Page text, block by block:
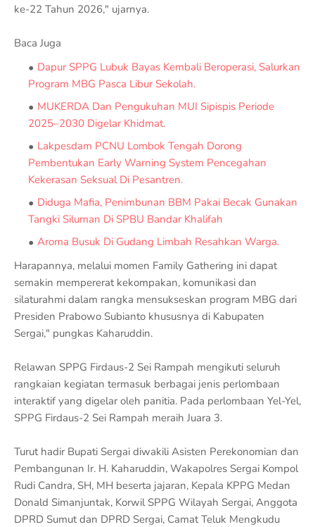
ke-22 Tahun 2026," ujarnya.
Baca Juga
Dapur SPPG Lubuk Bayas Kembali Beroperasi, Salurkan
Program MBG Pasca Libur Sekolah.
MUKERDA Dan Pengukuhan MUI Sipispis Periode
2025–2030 Digelar Khidmat.
Lakpesdam PCNU Lombok Tengah Dorong
Pembentukan Early Warning System Pencegahan
Kekerasan Seksual Di Pesantren.
Diduga Mafia, Penimbunan BBM Pakai Becak Gunakan
Tangki Siluman Di SPBU Bandar Khalifah
Aroma Busuk Di Gudang Limbah Resahkan Warga.
Harapannya, melalui momen Family Gathering ini dapat
semakin mempererat kekompakan, komunikasi dan
silaturahmi dalam rangka mensukseskan program MBG dari
Presiden Prabowo Subianto khususnya di Kabupaten
Sergai," pungkas Kaharuddin.
Relawan SPPG Firdaus-2 Sei Rampah mengikuti seluruh
rangkaian kegiatan termasuk berbagai jenis perlombaan
interaktif yang digelar oleh panitia. Pada perlombaan Yel-Yel,
SPPG Firdaus-2 Sei Rampah meraih Juara 3.
Turut hadir Bupati Sergai diwakili Asisten Perekonomian dan
Pembangunan Ir. H. Kaharuddin, Wakapolres Sergai Kompol
Rudi Candra, SH, MH beserta jajaran, Kepala KPPG Medan
Donald Simanjuntak, Korwil SPPG Wilayah Sergai, Anggota
DPRD Sumut dan DPRD Sergai, Camat Teluk Mengkudu